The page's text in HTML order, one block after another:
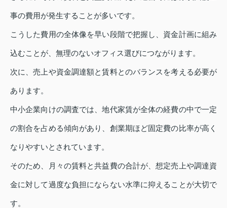
事の費用が発生することが多いです。
こうした費用の全体像を早い段階で把握し、資金計画に組み
込むことが、無理のないオフィス選びにつながります。
次に、売上や資金調達額と賃料とのバランスを考える必要が
あります。
中小企業向けの調査では、地代家賃が全体の経費の中で一定
の割合を占める傾向があり、創業期ほど固定費の比率が高く
なりやすいとされています。
そのため、月々の賃料と共益費の合計が、想定売上や調達資
金に対して過度な負担にならない水準に抑えることが大切で
す。